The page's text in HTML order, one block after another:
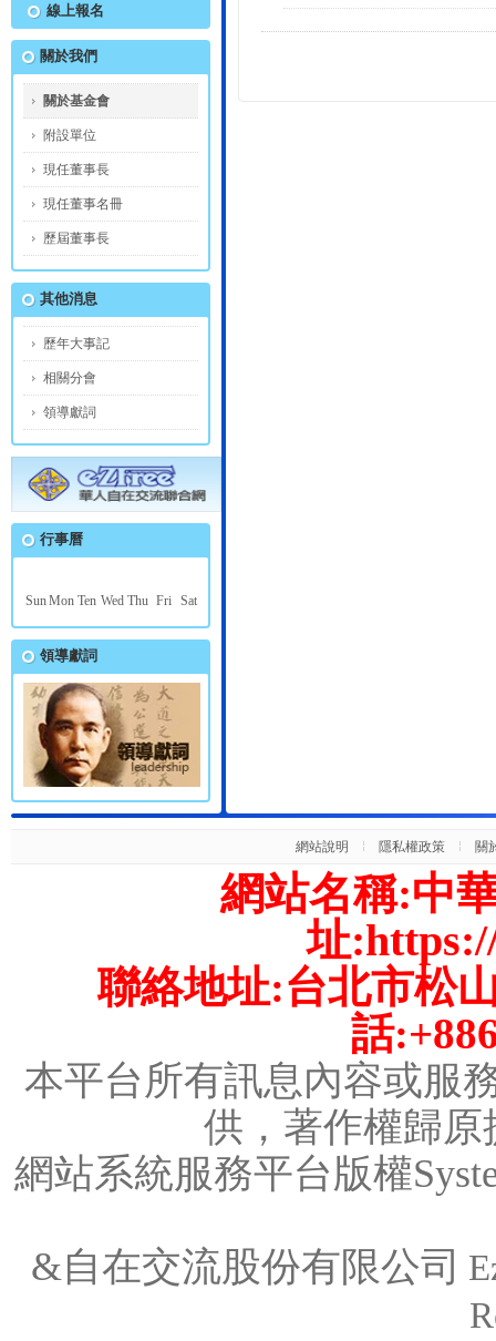
線上報名
關於我們
關於基金會
附設單位
現任董事長
現任董事名冊
歷屆董事長
其他消息
歷年大事記
相關分會
領導獻詞
行事曆
SunMon Ten Wed Thu Fri Sat
領導獻詞
網站說明 隱私權政策 關
網站名稱:中
址
聯絡地址:台北市松
話
本平台所有訊息內容或服
供，著作權歸
網站系統服務平台版權
&自在交流股份有限公司